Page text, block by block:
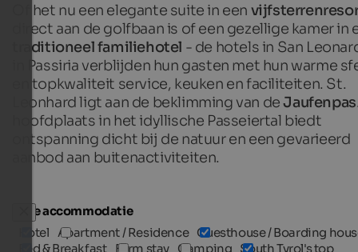
Of het nu een elegante suite in een
direct aan de golfbaan is of een gezellige kamer in
traditioneel familiehotel - de hotels in San
in Passiria verblijden hun gasten met hun warme
en topkwaliteit service, keuken en faciliteiten. St.
Leonhard ligt aan de beklimming van deJaufenpas
hoofdplaats in het idyllische Passeiertal biedt
ontspanning dicht bij de natuur en een gevarieerd
aanbod aan buitenactiviteiten.
Type accommodatie
Hotel Apartment / Residence Guesthouse / Boarding
Bed & Breakfast Farm stay Camping South Tyrol's top